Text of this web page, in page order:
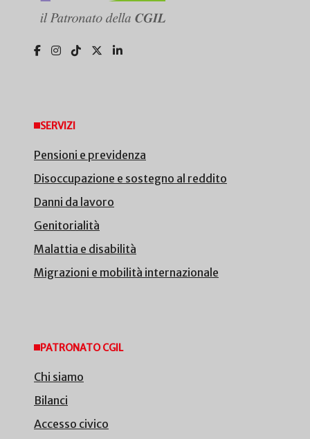
SERVIZI
Pensioni e previdenza
Disoccupazione e sostegno al reddito
Danni da lavoro
Genitorialità
Malattia e disabilità
Migrazioni e mobilità internazionale
PATRONATO CGIL
Chi siamo
Bilanci
Accesso civico